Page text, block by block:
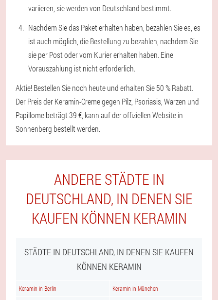
variieren, sie werden von Deutschland bestimmt.
Nachdem Sie das Paket erhalten haben, bezahlen Sie es, es
ist auch möglich, die Bestellung zu bezahlen, nachdem Sie
sie per Post oder vom Kurier erhalten haben. Eine
Vorauszahlung ist nicht erforderlich.
Aktie! Bestellen Sie noch heute und erhalten Sie 50 % Rabatt.
Der Preis der Keramin-Creme gegen Pilz, Psoriasis, Warzen und
Papillome beträgt 39 €, kann auf der offiziellen Website in
Sonnenberg bestellt werden.
ANDERE STÄDTE IN
DEUTSCHLAND, IN DENEN SIE
KAUFEN KÖNNEN KERAMIN
STÄDTE IN DEUTSCHLAND, IN DENEN SIE KAUFEN
KÖNNEN KERAMIN
Keramin in Berlin Keramin in München